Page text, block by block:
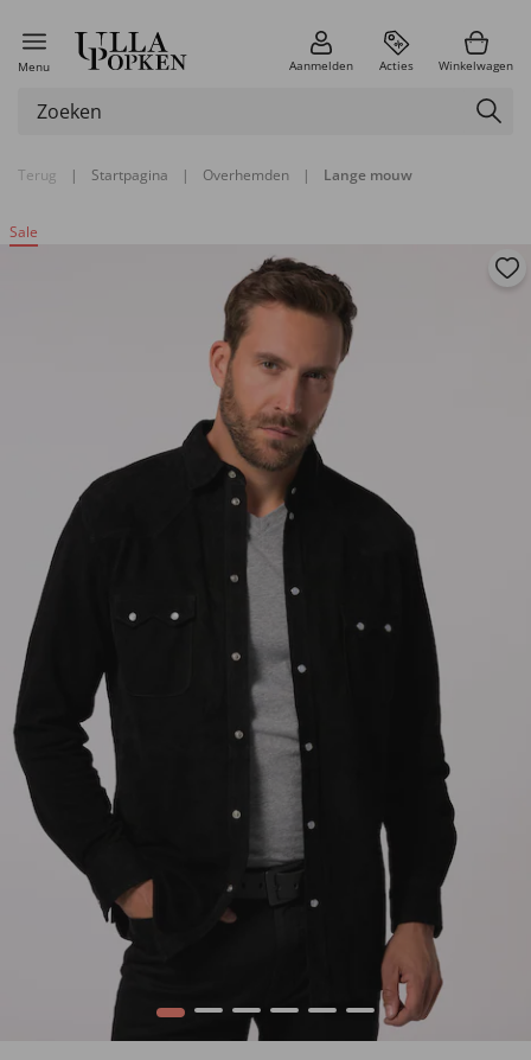
Menu Aanmelden Acties Winkelwagen
Terug | Startpagina | Overhemden | Lange mouw
Sale
1 2 3 4 5 6